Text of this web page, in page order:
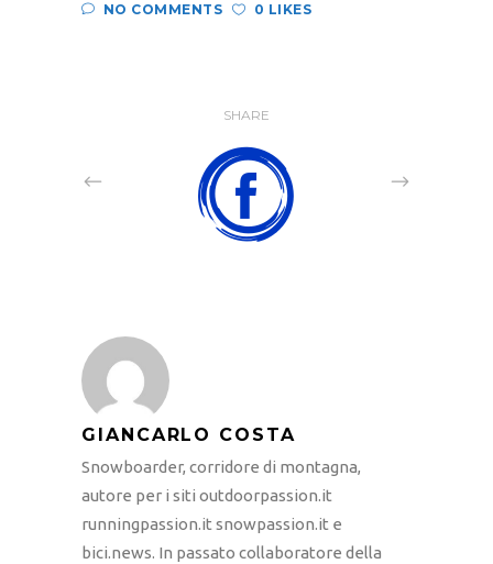
NO COMMENTS
0 LIKES
SHARE
GIANCARLO COSTA
Snowboarder, corridore di montagna,
autore per i siti outdoorpassion.it
runningpassion.it snowpassion.it e
bici.news. In passato collaboratore della